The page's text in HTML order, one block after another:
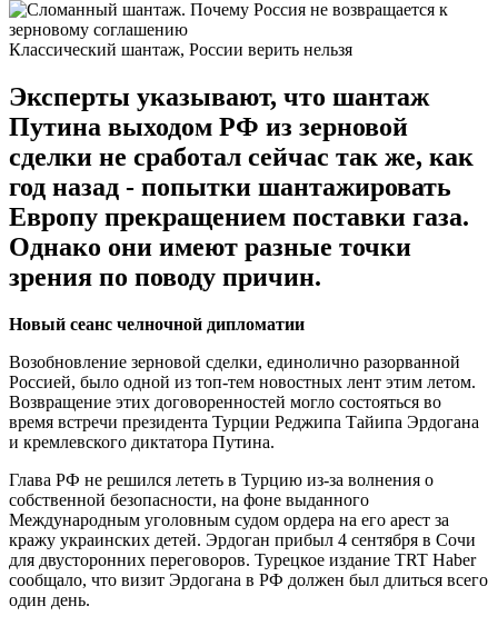
Классический шантаж, России верить нельзя
Эксперты указывают, что шантаж
Путина выходом РФ из зерновой
сделки не сработал сейчас так же, как
год назад - попытки шантажировать
Европу прекращением поставки газа.
Однако они имеют разные точки
зрения по поводу причин.
Новый сеанс челночной дипломатии
Возобновление зерновой сделки, единолично разорванной
Россией, было одной из топ-тем новостных лент этим летом.
Возвращение этих договоренностей могло состояться во
время встречи президента Турции Реджипа Тайипа Эрдогана
и кремлевского диктатора Путина.
Глава РФ не решился лететь в Турцию из-за волнения о
собственной безопасности, на фоне выданного
Международным уголовным судом ордера на его арест за
кражу украинских детей. Эрдоган прибыл 4 сентября в Сочи
для двусторонних переговоров. Турецкое издание TRT Haber
сообщало, что визит Эрдогана в РФ должен был длиться всего
один день.